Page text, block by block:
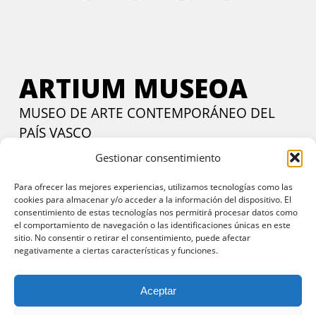
Gestionar consentimiento
Para ofrecer las mejores experiencias, utilizamos tecnologías como las
cookies para almacenar y/o acceder a la información del dispositivo. El
consentimiento de estas tecnologías nos permitirá procesar datos como
el comportamiento de navegación o las identificaciones únicas en este
sitio. No consentir o retirar el consentimiento, puede afectar
negativamente a ciertas características y funciones.
Aceptar
ARTIUM MUSEOA
MUSEO DE ARTE CONTEMPORÁNEO DEL
PAÍS VASCO
Martes a viernes:de 11:00 a 14:00 y de 17:00 a 20:00 h
Sábados y domingos:11:00 a 20:00 h
Entrada gratuitatodos los días en horario de tarde y
domingos todo el día